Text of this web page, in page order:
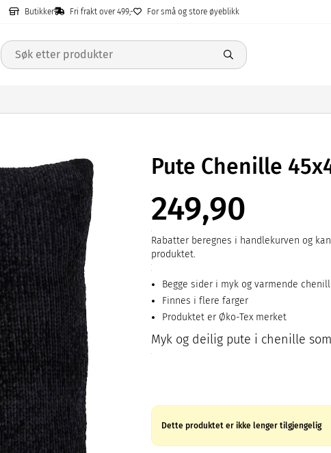
Butikker Fri frakt over 499,- For små og store øyeblikk
Pute Chenille
249,90
Rabatter beregnes i handlekurven og
produktet.
Begge sider i myk og varmende
Finnes i flere farger
Produktet er Øko-Tex merket
Myk og deilig pute i chenille
Dette produktet er ikke lenger tilgjengelig